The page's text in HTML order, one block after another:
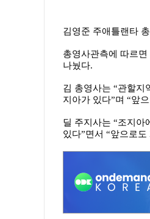
김영준 주애틀랜타
총영사관측에 따르
나눴다.
김 총영사는 “관할지
지아가 있다”며 “앞
딜 주지사는 “조지아
있다”면서 “앞으로